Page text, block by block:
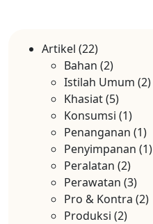
Artikel (22)
Bahan (2)
Istilah Umum (2)
Khasiat(5)
Konsumsi (1)
Penanganan (1)
Penyimpanan (1)
Peralatan (2)
Perawatan (3)
Pro & Kontra (2)
Produksi (2)